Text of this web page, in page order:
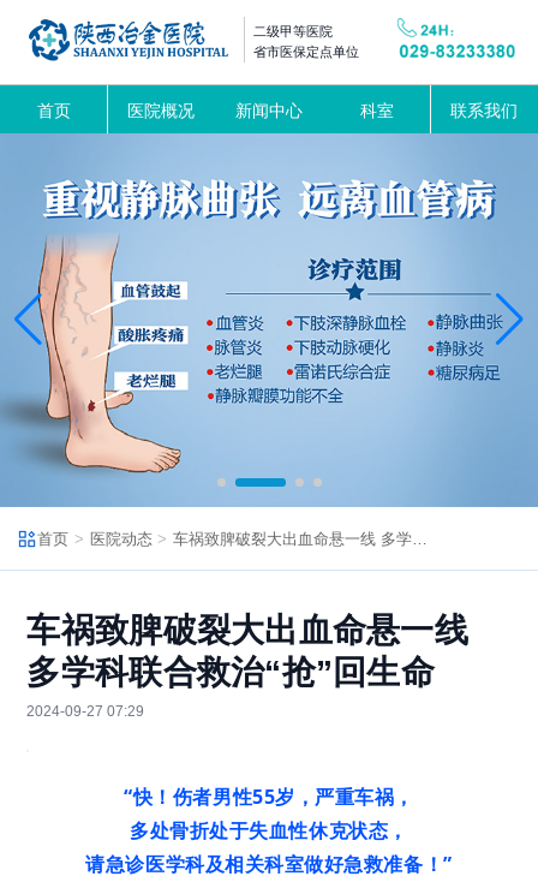
二级甲等医院
省市医保定点单位
首页 医院概况 新闻中心 科室 联系我们
首页 医院动态
车祸致脾破裂大出血命悬一线
多学科联合救治“抢”回生命
2024-09-27 07:29
“快！伤者男性55岁，严重车祸，
多处骨折处于失血性休克状态，
请急诊医学科及相关科室做好急救准备！”